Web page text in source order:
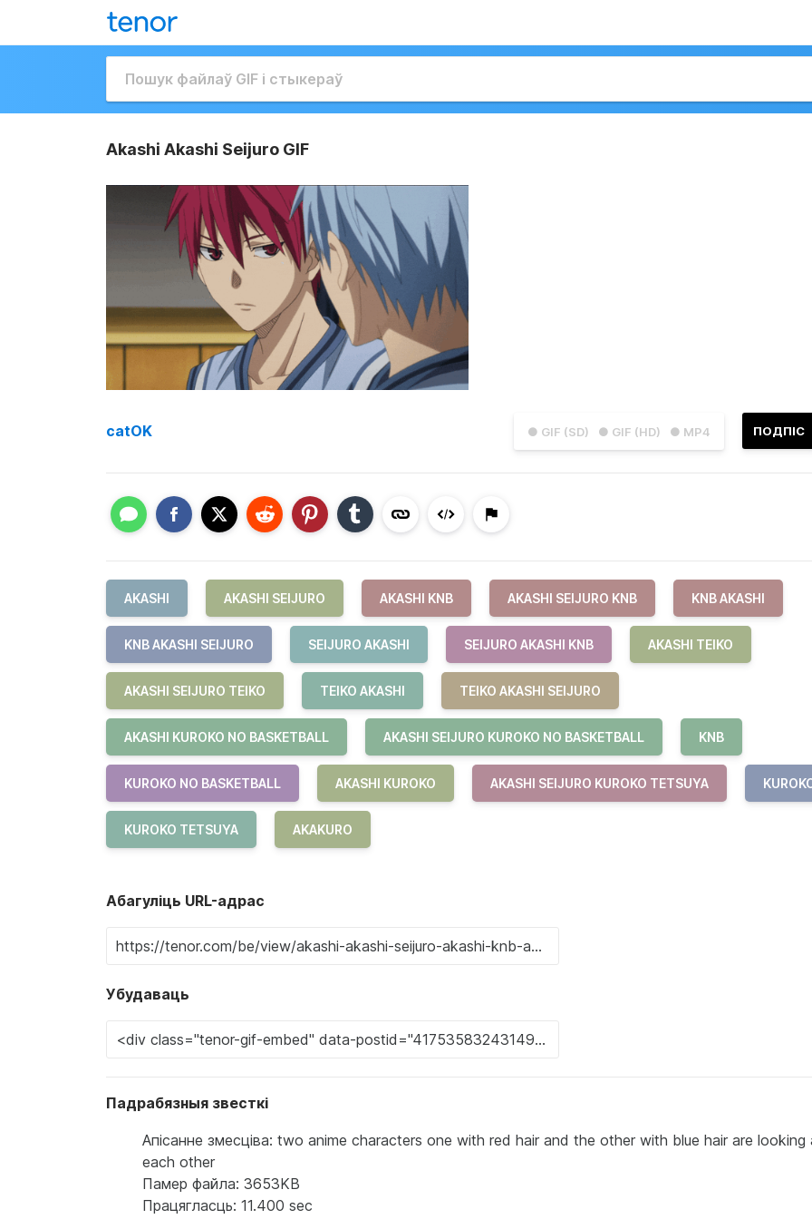
Akashi Akashi Seijuro GIF
● GIF (SD) ● GIF (HD) ● MP4 ПОДПІС
catOK
AKASHI AKASHI SEIJURO AKASHI KNB AKASHI SEIJURO KNB KNB AKASHI
KNB AKASHI SEIJURO SEIJURO AKASHI SEIJURO AKASHI KNB AKASHI TEIKO
AKASHI SEIJURO TEIKO TEIKO AKASHI TEIKO AKASHI SEIJURO
AKASHI KUROKO NO BASKETBALL AKASHI SEIJURO KUROKO NO BASKETBALL KNB
KUROKO NO BASKETBALL AKASHI KUROKO AKASHI SEIJURO KUROKO TETSUYA
KUROKO TETSUYA AKAKURO
Абагуліць URL-адрас
Убудаваць
Падрабязныя звесткі
Апісанне змесціва: two anime characters one with red hair and the other with blue hair are looking
each other
Памер файла: 3653KB
Працягласць: 11.400 sec